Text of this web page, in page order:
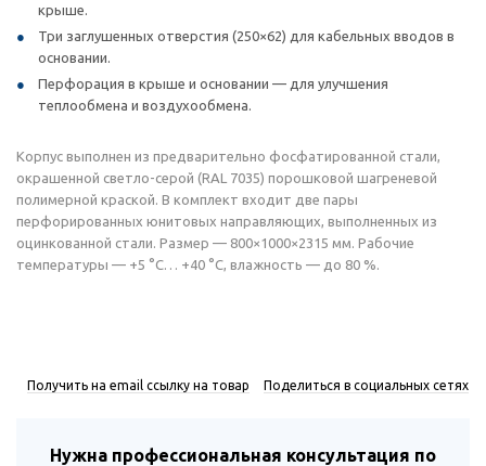
крыше.
Три заглушенных отверстия (250×62) для кабельных вводов в
основании.
Перфорация в крыше и основании — для улучшения
теплообмена и воздухообмена.
Корпус выполнен из предварительно фосфатированной стали,
окрашенной светло-серой (RAL 7035) порошковой шагреневой
полимерной краской. В комплект входит две пары
перфорированных юнитовых направляющих, выполненных из
оцинкованной стали. Размер — 800×1000×2315 мм. Рабочие
температуры — +5 °C… +40 °C, влажность — до 80 %.
Получить на email ссылку на товар Поделиться в социальных сетях
Нужна профессиональная консультация по